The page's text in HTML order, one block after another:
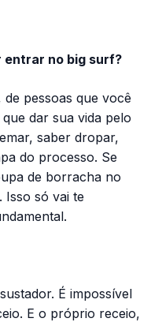
entrar no big surf?
de pessoas que você
dar sua vida pelo
saber dropar,
do processo. Se
de borracha no
só vai te
É impossível
E o próprio receio,